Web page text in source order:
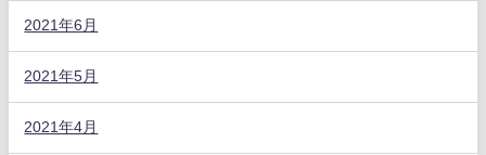
2021年6月
2021年5月
2021年4月